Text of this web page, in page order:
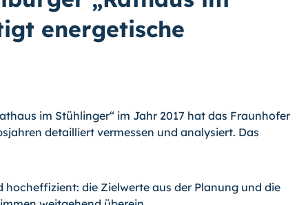
energetische
im Stühlinger“ im Jahr 2017 hat das Fraunhofer
detailliert vermessen und analysiert. Das
die Zielwerte aus der Planung und die